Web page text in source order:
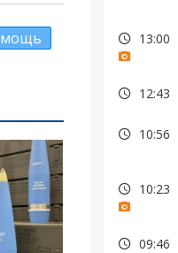
13:00
12:43
10:56
10:23
09:46